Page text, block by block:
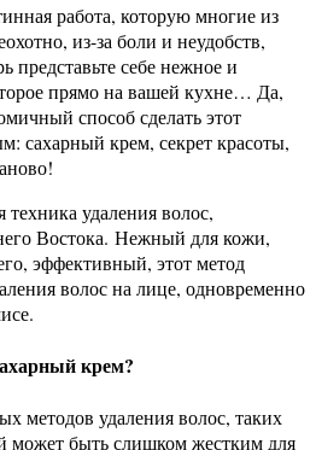
работа, которую многие из
из-за боли и неудобств,
представьте себе нежное и
прямо на вашей кухне… Да,
способ сделать этот
сахарный крем, секрет красоты,
удаления волос,
Востока. Нежный для кожи,
эффективный, этот метод
волос на лице, одновременно
крем?
методов удаления волос, таких
может быть слишком жестким для